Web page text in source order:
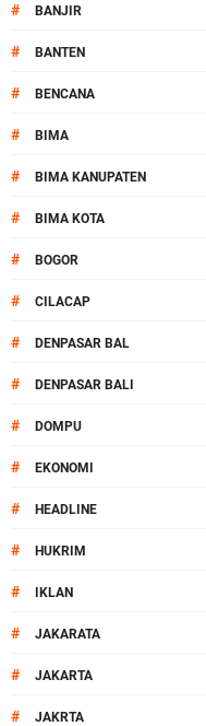
# BANJIR
# BANTEN
# BENCANA
# BIMA
# BIMA KANUPATEN
# BIMA KOTA
# BOGOR
# CILACAP
# DENPASAR BAL
# DENPASAR BALI
# DOMPU
# EKONOMI
# HEADLINE
# HUKRIM
# IKLAN
# JAKARATA
# JAKARTA
# JAKRTA